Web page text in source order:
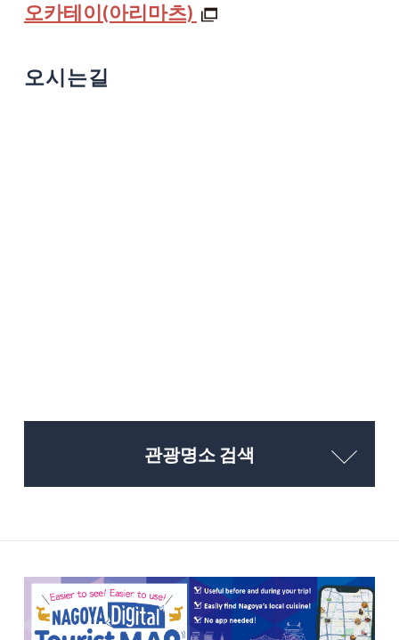
오카테이(아리마츠)
오시는길
관광명소 검색